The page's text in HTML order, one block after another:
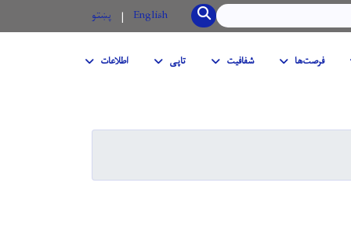
SEARCH
English پښتو
فرصت‌ها شفافیت تاپی اطلاعات